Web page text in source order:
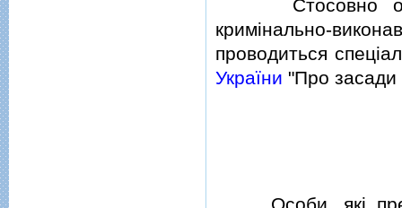
Стосовно осiб,
кримiнально-
проводиться
України "Про засади
Особи, якi